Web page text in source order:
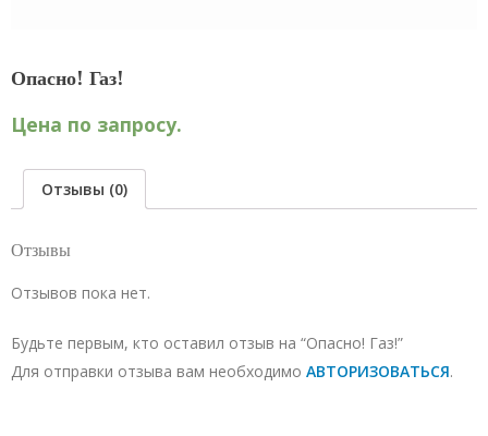
Опасно! Газ!
Цена по запросу.
Отзывы (0)
Отзывы
Отзывов пока нет.
Будьте первым, кто оставил отзыв на “Опасно! Газ!”
Для отправки отзыва вам необходимо АВТОРИЗОВАТЬСЯ.